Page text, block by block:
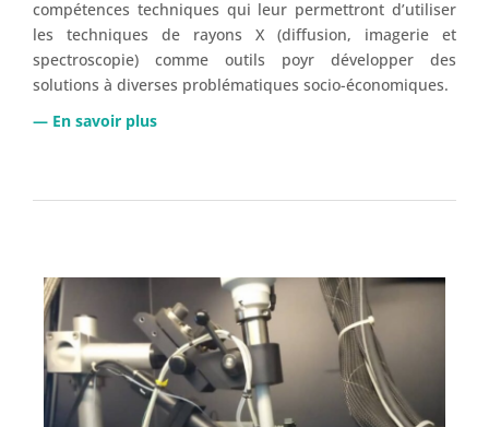
compétences techniques qui leur permettront d’utiliser
les techniques de rayons X (diffusion, imagerie et
spectroscopie) comme outils poyr développer des
solutions à diverses problématiques socio-économiques.
— En savoir plus